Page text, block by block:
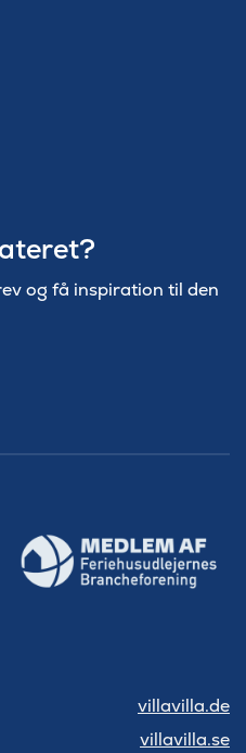
og få inspiration til den
villavilla.de
villavilla.se